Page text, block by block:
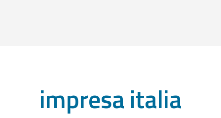
impresa italia